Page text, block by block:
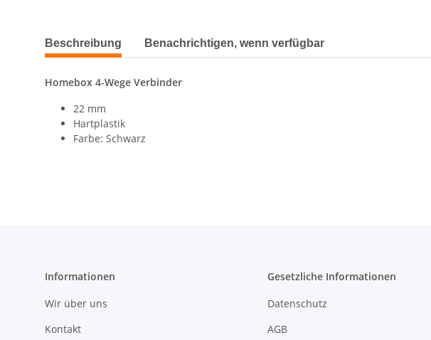
Beschreibung Benachrichtigen, wenn verfügbar
Homebox 4-Wege Verbinder
22 mm
Hartplastik
Farbe: Schwarz
Informationen
Wir über uns
Kontakt
Gesetzliche Informationen
Datenschutz
AGB